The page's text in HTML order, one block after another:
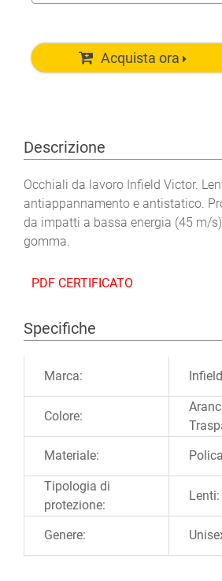
Acquista ora
Descrizione
Occhiali da lavoro Infield Victor.
antiappannamento e antistatico.
da impatti a bassa energia (45 m/
gomma.
PDF CERTIFICATO
Specifiche
Marca: Infield
Colore:
Materiale:
Tipologia di
protezione:
Lenti:
Genere: